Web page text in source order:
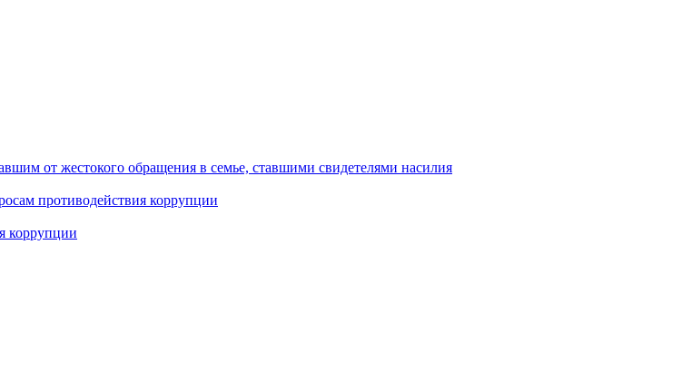
от жестокого обращения в семье, ставшими свидетелями насилия
противодействия коррупции
коррупции